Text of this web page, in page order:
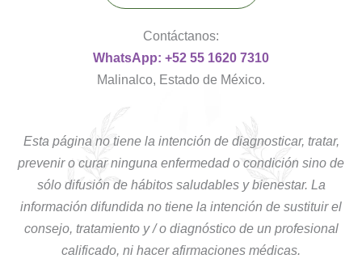
Contáctanos:
WhatsApp: +52 55 1620 7310
Malinalco, Estado de México.
Esta página no tiene la intención de diagnosticar, tratar,
prevenir o curar ninguna enfermedad o condición sino de
sólo difusión de hábitos saludables y bienestar. La
información difundida no tiene la intención de sustituir el
consejo, tratamiento y / o diagnóstico de un profesional
calificado, ni hacer afirmaciones médicas.